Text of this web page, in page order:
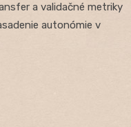
a validačné metriky
autonómie v